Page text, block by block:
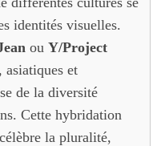
identités visuelles.
ou Y/Project
et
de la diversité
Cette hybridation
la pluralité,